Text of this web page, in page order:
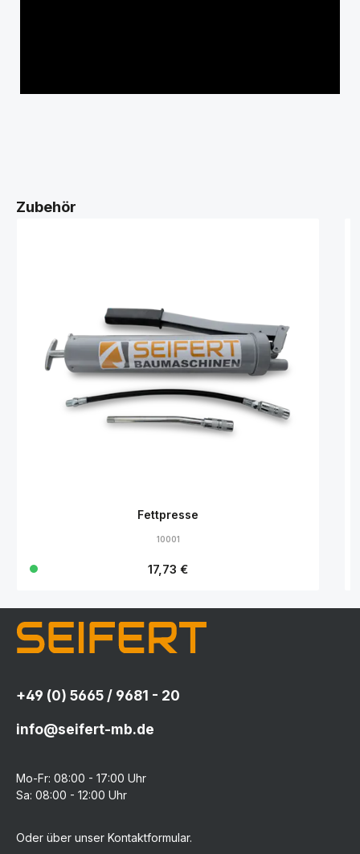
Zubehör
Fettpresse
10001
Regulärer Preis:
17,73 €
+49 (0) 5665 / 9681 - 20
info@seifert-mb.de
Mo-Fr: 08:00 - 17:00 Uhr
Sa: 08:00 - 12:00 Uhr
Oder über unser Kontaktformular.